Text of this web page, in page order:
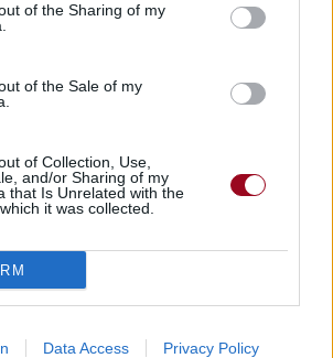
of the Sharing of my
of the Sale of my
of Collection, Use,
and/or Sharing of my
that Is Unrelated with the
it was collected.
Data Access Privacy Policy